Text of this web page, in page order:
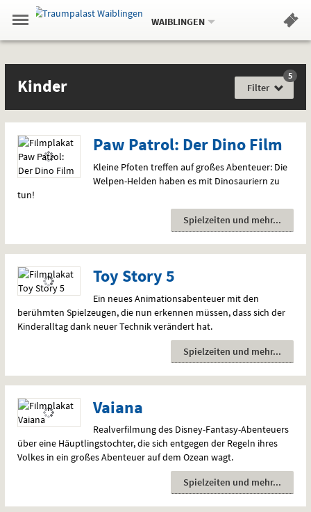
Springe
zum
,zum
.
Navigation
Gehe
zur
Standortauswahl
Standort:
WAIBLINGEN.
Hinweis
Kinder
Gefühlslage
Kinder Filter
5
Paw Patrol: Der Dino Film
Kleine Pfoten treffen auf großes Abenteuer: Die
Welpen-Helden haben es mit Dinosauriern zu
tun!
Spielzeiten und mehr
Toy Story 5
Ein neues Animationsabenteuer mit den
berühmten Spielzeugen, die nun erkennen müssen, dass sich der
Kinderalltag dank neuer Technik verändert hat.
Spielzeiten und mehr
Vaiana
Realverfilmung des Disney-Fantasy-Abenteuers
über eine Häuptlingstochter, die sich entgegen der Regeln ihres
Volkes in ein großes Abenteuer auf dem Ozean wagt.
Spielzeiten und mehr